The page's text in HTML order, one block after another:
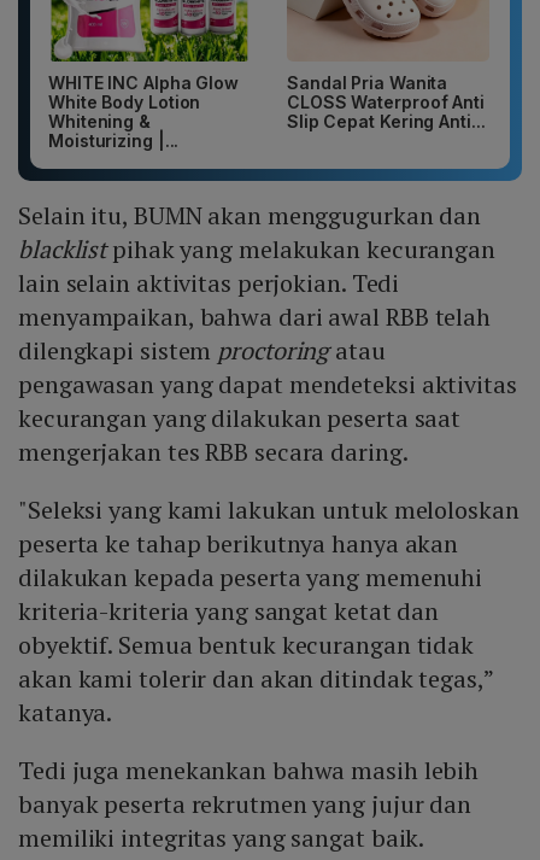
WHITE INC Alpha Glow
White Body Lotion
Whitening &
Moisturizing |...
Sandal Pria Wanita
CLOSS Waterproof Anti
Slip Cepat Kering Anti...
Selain itu, BUMN akan menggugurkan dan
blacklistpihak yang melakukan kecurangan
lain selain aktivitas perjokian. Tedi
menyampaikan, bahwa dari awal RBB telah
dilengkapi sistem proctoringatau
pengawasan yang dapat mendeteksi aktivitas
kecurangan yang dilakukan peserta saat
mengerjakan tes RBB secara daring.
"Seleksi yang kami lakukan untuk meloloskan
peserta ke tahap berikutnya hanya akan
dilakukan kepada peserta yang memenuhi
kriteria-kriteria yang sangat ketat dan
obyektif. Semua bentuk kecurangan tidak
akan kami tolerir dan akan ditindak tegas,”
katanya.
Tedi juga menekankan bahwa masih lebih
banyak peserta rekrutmen yang jujur dan
memiliki integritas yang sangat baik.